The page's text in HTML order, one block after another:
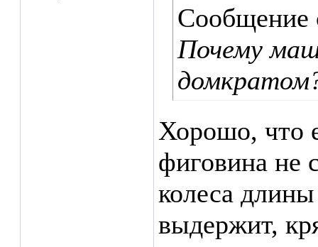
Сообщение
Почему
Хорошо, что
фиговина не
колеса
выдержит,